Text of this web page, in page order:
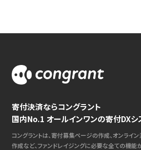
寄付決済ならコングラント
国内No.1 オールインワンの寄付DXシ
コングラントは、寄付募集ページの作成、オンライ
作成など、ファンドレイジングに必要な全ての機能